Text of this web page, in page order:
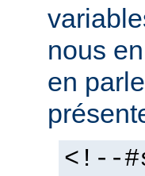
nous
en
<!--